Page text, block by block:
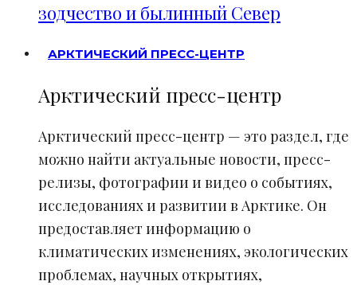
зодчество и былинный Север
АРКТИЧЕСКИЙ ПРЕСС-ЦЕНТР
Арктический пресс-центр
Арктический пресс-центр — это раздел, где
можно найти актуальные новости, пресс-
релизы, фотографии и видео о событиях,
исследованиях и развитии в Арктике. Он
предоставляет информацию о
климатических изменениях, экологических
проблемах, научных открытиях,